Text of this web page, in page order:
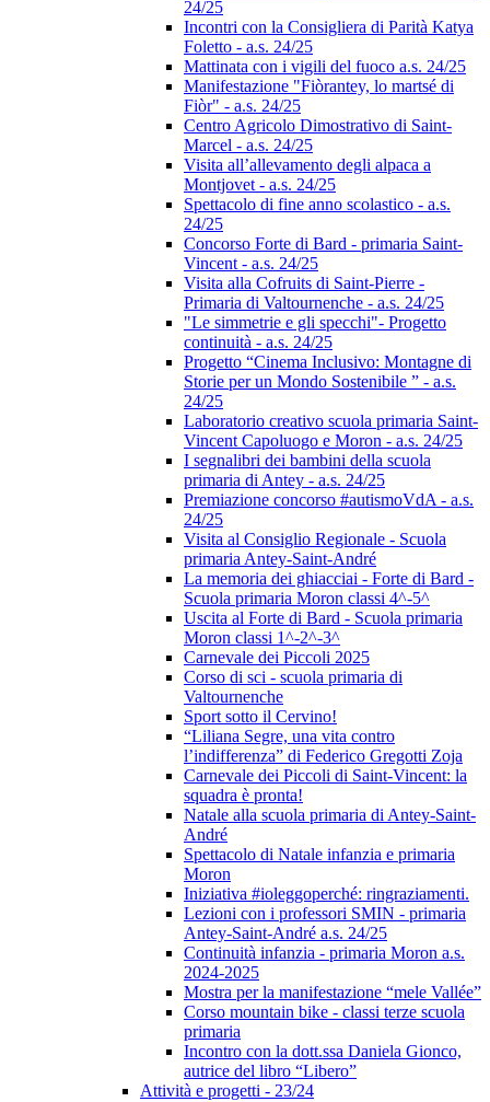
24/25
Incontri con la Consigliera di Parità Katya
Foletto - a.s. 24/25
Mattinata con i vigili del fuoco a.s. 24/25
Manifestazione "Fiòrantey, lo martsé di
Fiòr" - a.s. 24/25
Centro Agricolo Dimostrativo di Saint-
Marcel - a.s. 24/25
Visita all’allevamento degli alpaca a
Montjovet - a.s. 24/25
Spettacolo di fine anno scolastico - a.s.
24/25
Concorso Forte di Bard - primaria Saint-
Vincent - a.s. 24/25
Visita alla Cofruits di Saint-Pierre -
Primaria di Valtournenche - a.s. 24/25
"Le simmetrie e gli specchi"- Progetto
continuità - a.s. 24/25
Progetto “Cinema Inclusivo: Montagne di
Storie per un Mondo Sostenibile ” - a.s.
24/25
Laboratorio creativo scuola primaria Saint-
Vincent Capoluogo e Moron - a.s. 24/25
I segnalibri dei bambini della scuola
primaria di Antey - a.s. 24/25
Premiazione concorso #autismoVdA - a.s.
24/25
Visita al Consiglio Regionale - Scuola
primaria Antey-Saint-André
La memoria dei ghiacciai - Forte di Bard -
Scuola primaria Moron classi 4^-5^
Uscita al Forte di Bard - Scuola primaria
Moron classi 1^-2^-3^
Carnevale dei Piccoli 2025
Corso di sci - scuola primaria di
Valtournenche
Sport sotto il Cervino!
“Liliana Segre, una vita contro
l’indifferenza” di Federico Gregotti Zoja
Carnevale dei Piccoli di Saint-Vincent: la
squadra è pronta!
Natale alla scuola primaria di Antey-Saint-
André
Spettacolo di Natale infanzia e primaria
Moron
Iniziativa #ioleggoperché: ringraziamenti.
Lezioni con i professori SMIN - primaria
Antey-Saint-André a.s. 24/25
Continuità infanzia - primaria Moron a.s.
2024-2025
Mostra per la manifestazione “mele Vallée”
Corso mountain bike - classi terze scuola
primaria
Incontro con la dott.ssa Daniela Gionco,
autrice del libro “Libero”
Attività e progetti - 23/24